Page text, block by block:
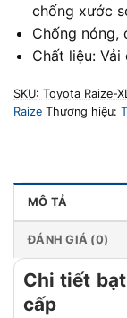
chống xước
Chống nóng,
Chất liệu:
SKU: Toyota Raize-
Raize Thương hiệu:
MÔ TẢ
ĐÁNH GIÁ (0)
Chi tiết
cấp